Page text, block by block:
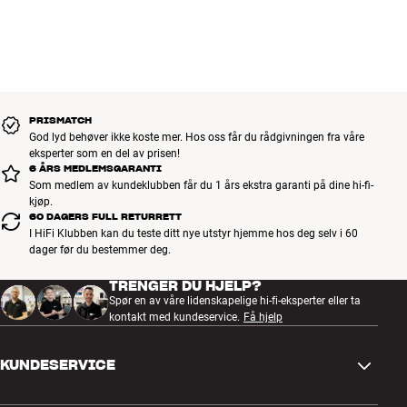
nettet etter hvert som de blir klare. På denne måten blir HEOS-
systemet bedre og bedre – helt automatisk!
Unik og super integrasjon med Denon hi-fi systemer
HEOS er laget for å integrere suverent med nyere Denon stereo- eller
hjemmekinoanlegg. Når den trådløse HEOS Link musikkstreamer er
koblet til forsterkeren eller receiveren sørger den selv for å slå på
I tillegg kobler den seg til forsterkerens/receiverens egen
volumkontroll, slik at alt kan styres fra appen. På denne måten får
lydkvaliteten fra et skikkelig hi-fi anlegg. En unik og gjennomtenkt
PRISMATCH
God lyd behøver ikke koste mer. Hos oss får du rådgivningen fra våre
eksperter som en del av prisen!
6 ÅRS MEDLEMSGARANTI
Som medlem av kundeklubben får du 1 års ekstra garanti på dine hi-fi-
kjøp.
60 DAGERS FULL RETURRETT
I HiFi Klubben kan du teste ditt nye utstyr hjemme hos deg selv i 60
dager før du bestemmer deg.
TRENGER DU HJELP?
Spør en av våre lidenskapelige hi-fi-eksperter eller ta
kontakt med kundeservice. Få hjelp
KUNDESERVICE